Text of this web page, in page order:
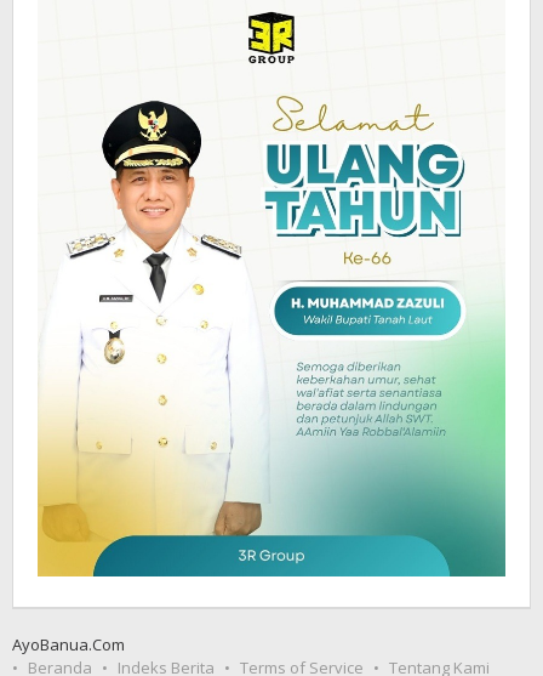
AyoBanua.Com
Beranda
Indeks Berita Terms of Service Tentang Kami